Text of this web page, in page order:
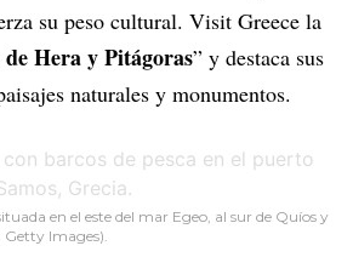
su peso cultural. Visit Greece la
Hera y Pitágoras” y destaca sus
naturales y monumentos.
en el este del mar Egeo, al sur de Quíos y
Images).